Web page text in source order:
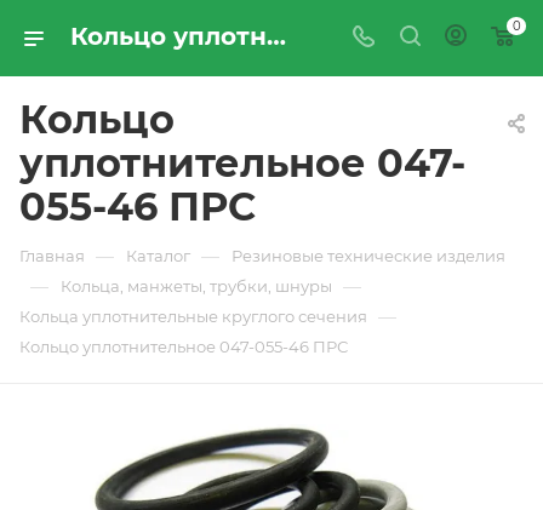
Кольцо уплотнительное 047-055-46 ПРС - купить по цене производителя с доставкой по Москве и России | ПРОМРЕСУРССЕРВИС 0
Кольцо
уплотнительное 047-
055-46 ПРС
Главная — Каталог — Резиновые технические изделия
— Кольца, манжеты, трубки, шнуры —
Кольца уплотнительные круглого сечения —
Кольцо уплотнительное 047-055-46 ПРС